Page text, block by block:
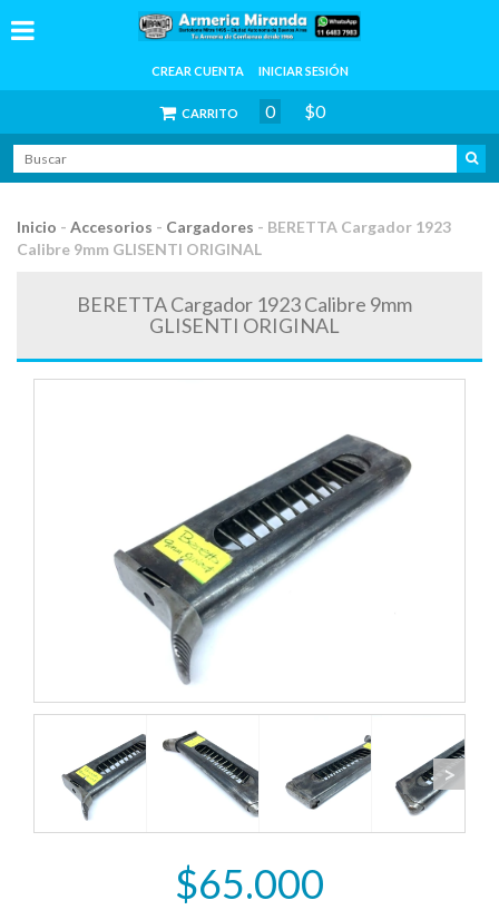
CREAR CUENTA INICIAR SESIÓN
CARRITO 0 $0
Inicio - Accesorios - Cargadores - BERETTA Cargador 1923
Calibre 9mm GLISENTI ORIGINAL
BERETTA Cargador 1923 Calibre 9mm
GLISENTI ORIGINAL
>
$65.000